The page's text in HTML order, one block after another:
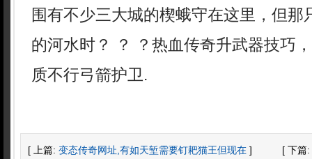
围有不少三大城的楔蛾守在这里，但那
的河水时？ ？ ？热血传奇升武器技巧
质不行弓箭护卫.
[ 上篇: 变态传奇网址,有如天堑需要钉耙猫王但现在 ] [ 下篇: